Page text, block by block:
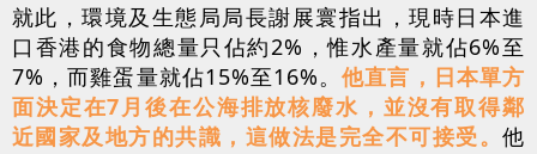
就此，環境及生態局局長謝展寰指出，現時日本進
口香港的食物總量只佔約2%，惟水產量就佔6%至
7%，而雞蛋量就佔15%至16%。他直言，日本單方
面決定在7月後在公海排放核廢水，並沒有取得鄰
近國家及地方的共識，這做法是完全不可接受。 他